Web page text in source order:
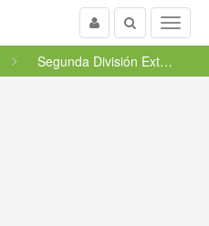
Menu
Buscar
Usuario
Segunda División Extremeña F...